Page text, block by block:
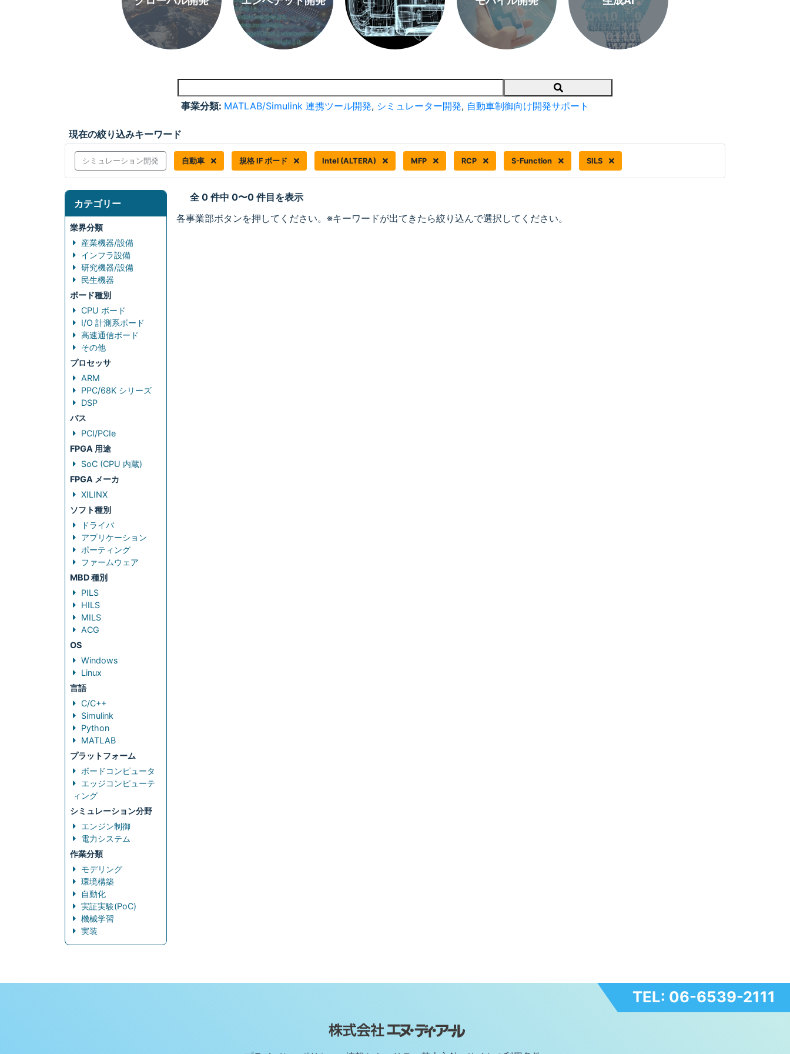
Search
事業分類: MATLAB/Simulink 連携ツール開発, シミュレーター開発, 自動車制御向け開発サポート
現在の絞り込みキーワード
シミュレーション開発 自動車 規格 IF ボード Intel (ALTERA) MFP RCP S-Function SILS
カテゴリー
業界分類
産業機器/設備
インフラ設備
研究機器/設備
民生機器
ボード種別
CPU ボード
I/O 計測系ボード
高速通信ボード
その他
プロセッサ
ARM
PPC/68K シリーズ
DSP
バス
PCI/PCIe
FPGA 用途
SoC (CPU 内蔵)
FPGA メーカ
XILINX
ソフト種別
ドライバ
アプリケーション
ポーティング
ファームウェア
MBD 種別
PILS
HILS
MILS
ACG
OS
Windows
Linux
言語
C/C++
Simulink
Python
MATLAB
プラットフォーム
ボードコンピュータ
エッジコンピューテ
ィング
シミュレーション分野
エンジン制御
電力システム
作業分類
モデリング
環境構築
自動化
実証実験(PoC)
機械学習
実装
全 0 件中 0〜0 件目を表示
各事業部ボタンを押してください。※キーワードが出てきたら絞り込んで選択してください。
TEL: 06-6539-2111